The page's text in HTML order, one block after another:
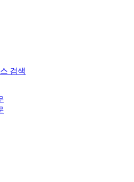
검색